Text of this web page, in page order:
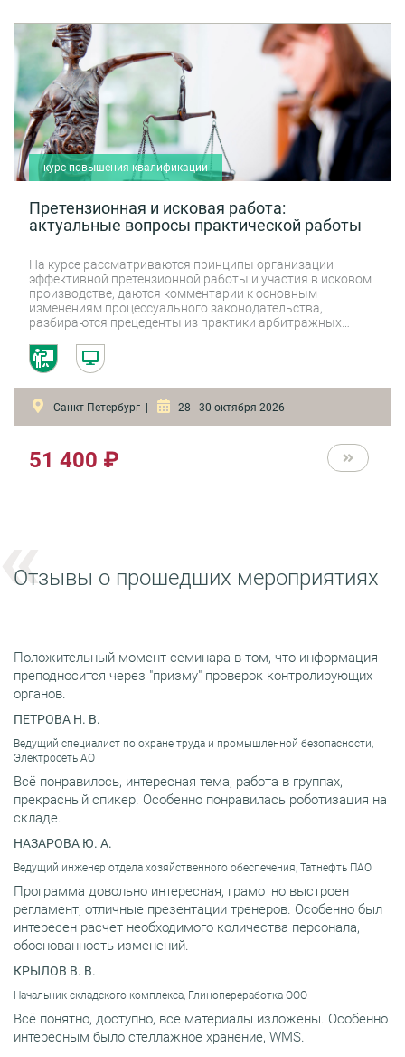
курс повышения квалификации
Претензионная и исковая работа:
актуальные вопросы практической работы
На курсе рассматриваются принципы организации
эффективной претензионной работы и участия в исковом
производстве, даются комментарии к основным
изменениям процессуального законодательства,
разбираются прецеденты из практики арбитражных
практики, эксперты дадут рекомендации о путях
разрешения конфликтов, о составлении претензий,
отстаивания позиций, о предоставлении доказательств
по делу, выступлении и изложении позиции в суде.
Санкт-Петербург | 28 - 30 октября 2026
51 400 ₽
Отзывы о прошедших мероприятиях
Положительный момент семинара в том, что информация
преподносится через "призму" проверок контролирующих
органов.
ПЕТРОВА Н. В.
Ведущий специалист по охране труда и промышленной безопасности,
Электросеть АО
Всё понравилось, интересная тема, работа в группах,
прекрасный спикер. Особенно понравилась роботизация на
складе.
НАЗАРОВА Ю. А.
Ведущий инженер отдела хозяйственного обеспечения, Татнефть ПАО
Программа довольно интересная, грамотно выстроен
регламент, отличные презентации тренеров. Особенно был
интересен расчет необходимого количества персонала,
обоснованность изменений.
КРЫЛОВ В. В.
Начальник складского комплекса, Глинопереработка ООО
Всё понятно, доступно, все материалы изложены. Особенно
интересным было стеллажное хранение, WMS.